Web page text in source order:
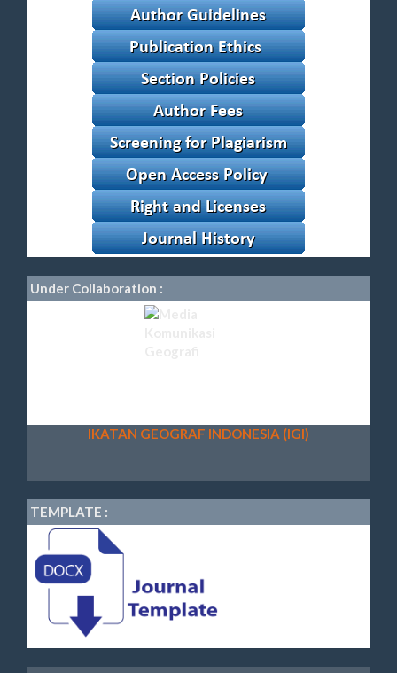
Under Collaboration :
IKATAN GEOGRAF INDONESIA (IGI)
TEMPLATE :